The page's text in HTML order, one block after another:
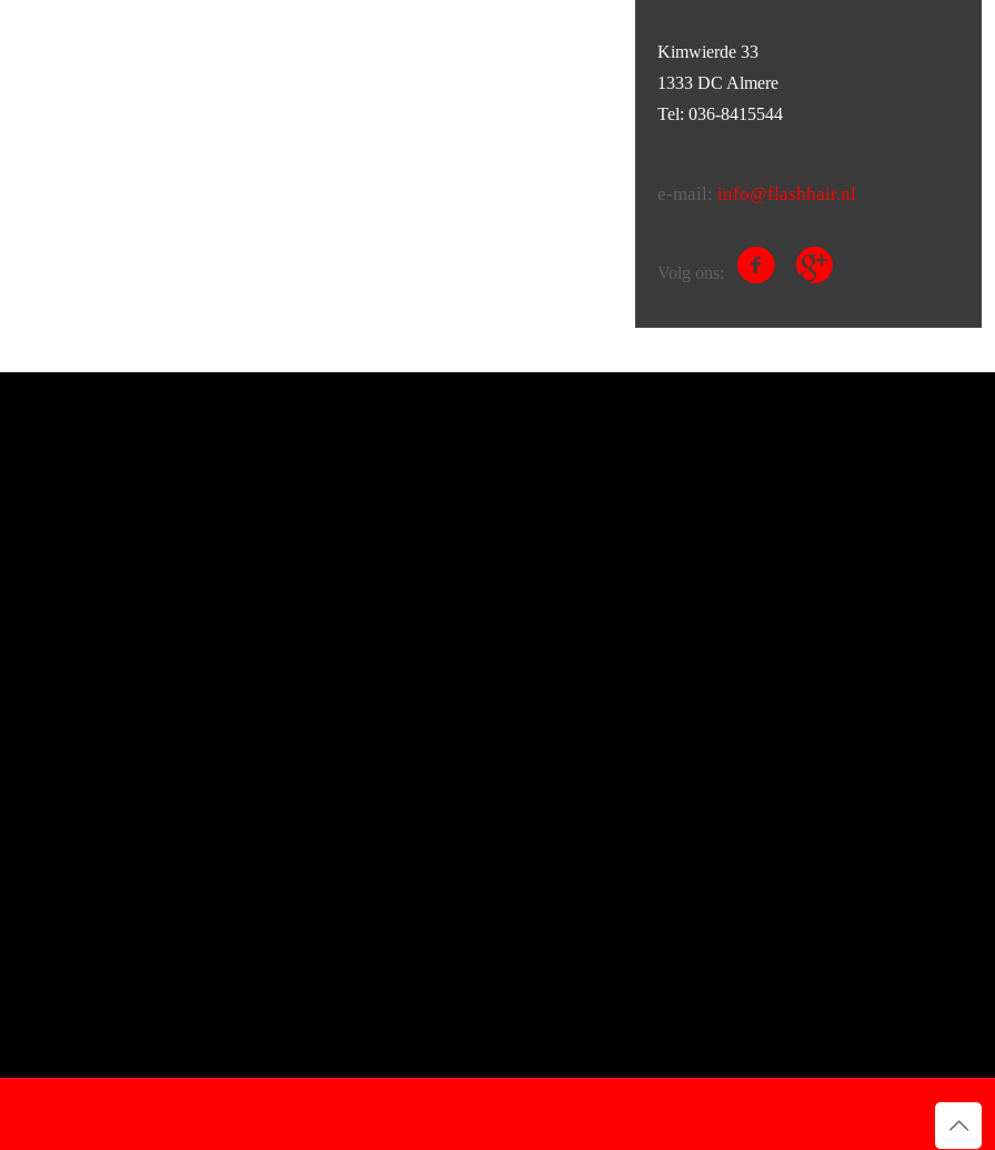
Kimwierde 33
1333 DC Almere
Tel: 036-8415544
e-mail: info@flashhair.nl
Volg ons: